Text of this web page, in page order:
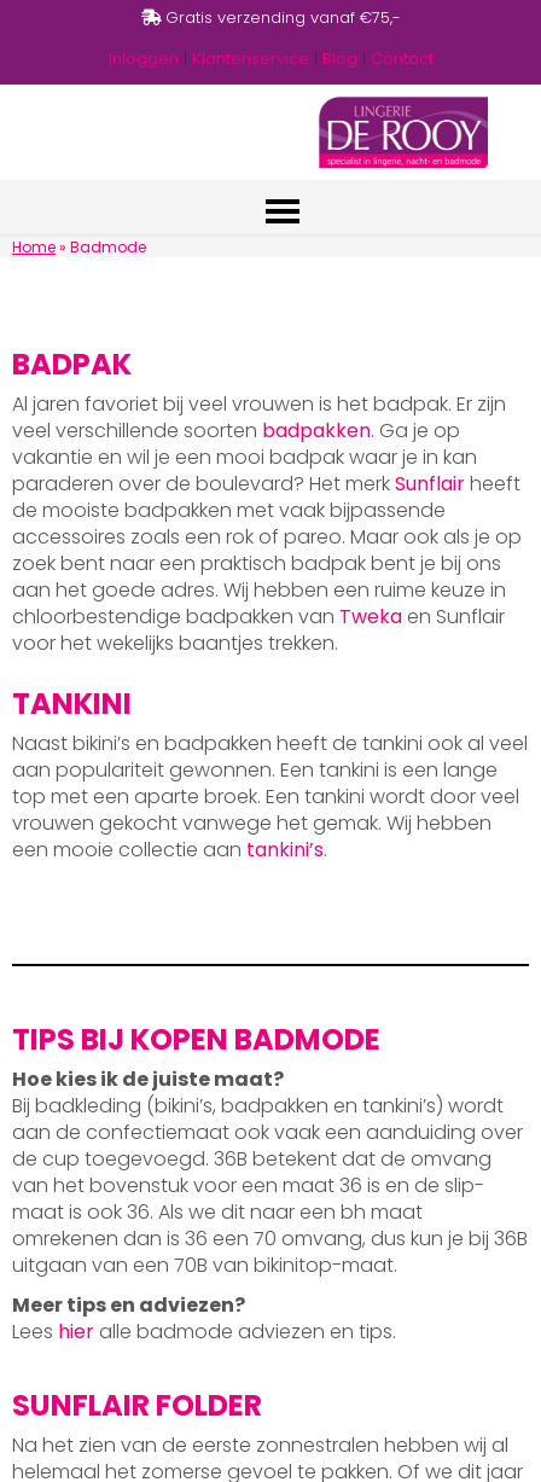
Gratis verzending vanaf €75,-
Inloggen | Klantenservice | Blog | Contact
Home» Badmode
BADPAK
Al jaren favoriet bij veel vrouwen is het badpak. Er zijn
veel verschillende soorten badpakken. Ga je op
vakantie en wil je een mooi badpak waar je in kan
paraderen over de boulevard? Het merkSunflairheeft
de mooiste badpakken met vaak bijpassende
accessoires zoals een rok of pareo. Maar ook als je op
zoek bent naar een praktisch badpak bent je bij ons
aan het goede adres. Wij hebben een ruime keuze in
chloorbestendige badpakken van Tweka en Sunflair
voor het wekelijks baantjes trekken.
TANKINI
Naast bikini’s en badpakken heeft de tankini ook al veel
aan populariteit gewonnen. Een tankini is een lange
top met een aparte broek. Een tankini wordt door veel
vrouwen gekocht vanwege het gemak. Wij hebben
een mooie collectie aan tankini’s.
TIPS BIJ KOPEN BADMODE
Hoe kies ik de juiste maat?
Bij badkleding (bikini’s, badpakken en tankini’s) wordt
aan de confectiemaat ook vaak een aanduiding over
de cup toegevoegd. 36B betekent dat de omvang
van het bovenstuk voor een maat 36 is en de slip-
maat is ook 36. Als we dit naar een bh maat
omrekenen dan is 36 een 70 omvang, dus kun je bij 36B
uitgaan van een 70B van bikinitop-maat.
Meer tips en adviezen?
Lees hier alle badmode adviezen en tips.
SUNFLAIR FOLDER
Na het zien van de eerste zonnestralen hebben wij al
helemaal het zomerse gevoel te pakken. Of we dit jaar